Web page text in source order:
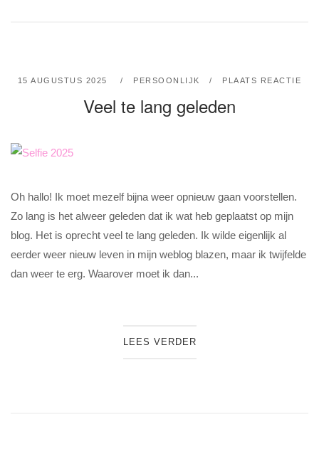
15 AUGUSTUS 2025 PERSOONLIJK PLAATS REACTIE
Veel te lang geleden
Oh hallo! Ik moet mezelf bijna weer opnieuw gaan voorstellen.
Zo lang is het alweer geleden dat ik wat heb geplaatst op mijn
blog. Het is oprecht veel te lang geleden. Ik wilde eigenlijk al
eerder weer nieuw leven in mijn weblog blazen, maar ik twijfelde
dan weer te erg. Waarover moet ik dan...
LEES VERDER